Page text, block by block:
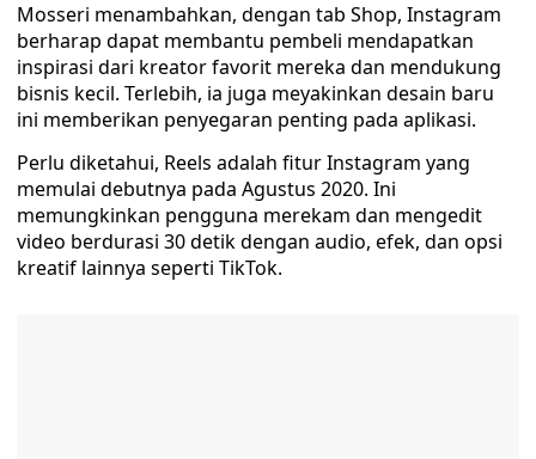
Mosseri menambahkan, dengan tab Shop, Instagram
berharap dapat membantu pembeli mendapatkan
inspirasi dari kreator favorit mereka dan mendukung
bisnis kecil. Terlebih, ia juga meyakinkan desain baru
ini memberikan penyegaran penting pada aplikasi.
Perlu diketahui, Reels adalah fitur Instagram yang
memulai debutnya pada Agustus 2020. Ini
memungkinkan pengguna merekam dan mengedit
video berdurasi 30 detik dengan audio, efek, dan opsi
kreatif lainnya seperti TikTok.